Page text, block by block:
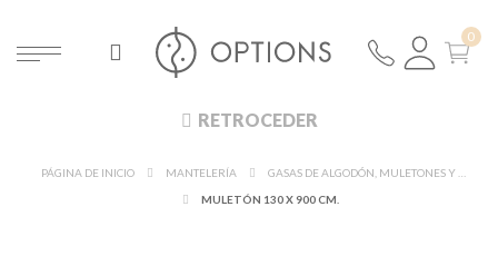
RETROCEDER
PÁGINA DE INICIO MANTELERÍA
MULETÓN 130 X 900 CM.